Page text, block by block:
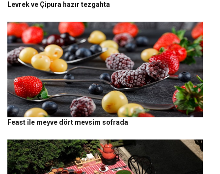
Levrek ve Çipura hazır tezgahta
Feast ile meyve dört mevsim sofrada